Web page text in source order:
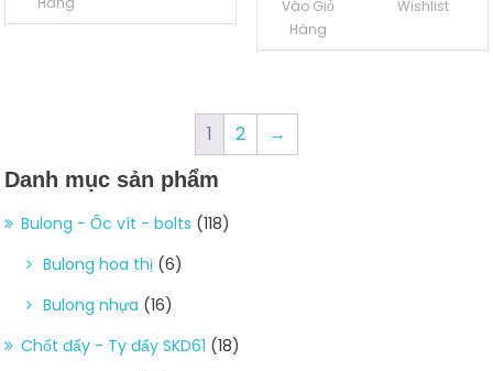
Vào Giỏ
Hàng
Wishlist
1 2 →
Danh mục sản phẩm
Bulong - Ốc vít - bolts (118)
Bulong hoa thị (6)
Bulong nhựa (16)
Chốt đẩy - Ty đẩy SKD61 (18)